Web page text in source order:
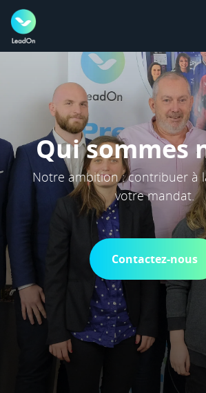
Qui sommes
Notre ambition : contribuer à
votre mandat.
Contactez-nous